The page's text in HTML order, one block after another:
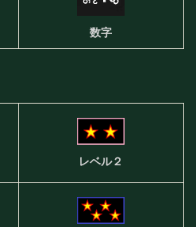
数字
レベル２